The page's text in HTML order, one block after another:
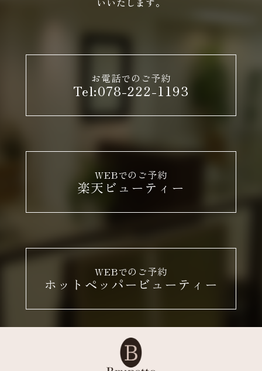
お電話でのご予約
Tel:078-222-1193
WEBでのご予約
楽天ビューティー
WEBでのご予約
ホットペッパービューティー